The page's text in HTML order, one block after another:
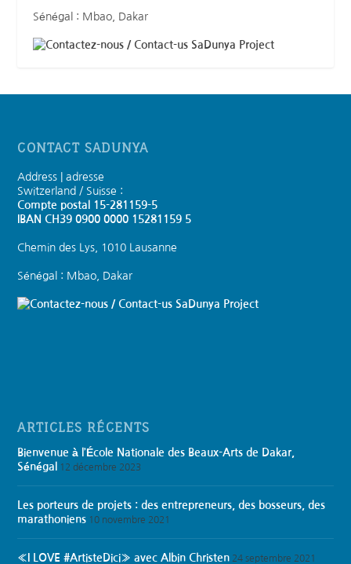
Sénégal : Mbao, Dakar
SaDunya Project
CONTACT SADUNYA
Address | adresse
Switzerland / Suisse :
Compte postal 15-281159-5
IBAN CH39 0900 0000 15281159 5
Chemin des Lys, 1010 Lausanne
Sénégal : Mbao, Dakar
SaDunya Project
ARTICLES RÉCENTS
Bienvenue à l’École Nationale des Beaux-Arts de Dakar,
Sénégal
12 décembre 2023
Les porteurs de projets : des entrepreneurs, des bosseurs, des
marathoniens 10 novembre 2021
«I LOVE #ArtisteDici» avec Albin Christen 24 septembre 2021